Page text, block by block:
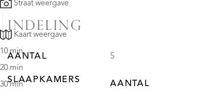
INDELING
AANTAL
SLAAPKAMERS
5
AANTAL
Straat weergave
Kaart weergave
10 min
20 min
30 min